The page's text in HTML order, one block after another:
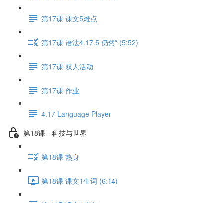
第17课 课文5难点
第17课 语法4.17.5 仍然* (5:52)
第17课 双人活动
第17课 作业
4.17 Language Player
第18课 - 科技与世界
第18课 热身
第18课 课文1生词 (6:14)